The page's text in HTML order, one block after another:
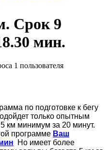
Срок 9
мин.
1 пользователя
по подготовке к бегу
только опытным
км минимум за 20 минут.
программе Ваш
Но имеет более